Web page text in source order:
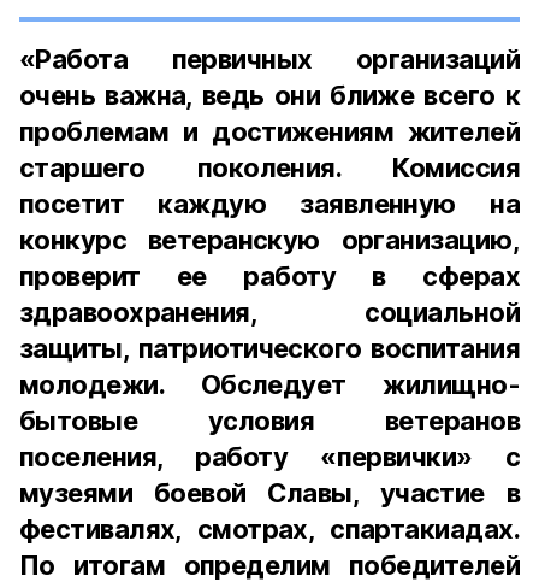
«Работа первичных организаций
очень важна, ведь они ближе всего к
проблемам и достижениям жителей
старшего поколения. Комиссия
посетит каждую заявленную на
конкурс ветеранскую организацию,
проверит ее работу в сферах
здравоохранения, социальной
защиты, патриотического воспитания
молодежи. Обследует жилищно-
бытовые условия ветеранов
поселения, работу «первички» с
музеями боевой Славы, участие в
фестивалях, смотрах, спартакиадах.
По итогам определим победителей